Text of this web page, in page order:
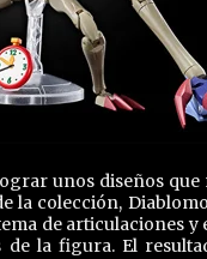
unos diseños que
la colección,
de articulaciones
la figura. El